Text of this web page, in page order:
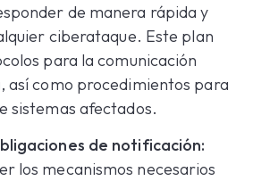
de manera rápida y
ciberataque. Este plan
para la comunicación
así como procedimientos para
sistemas afectados.
de notificación:
los mecanismos necesarios